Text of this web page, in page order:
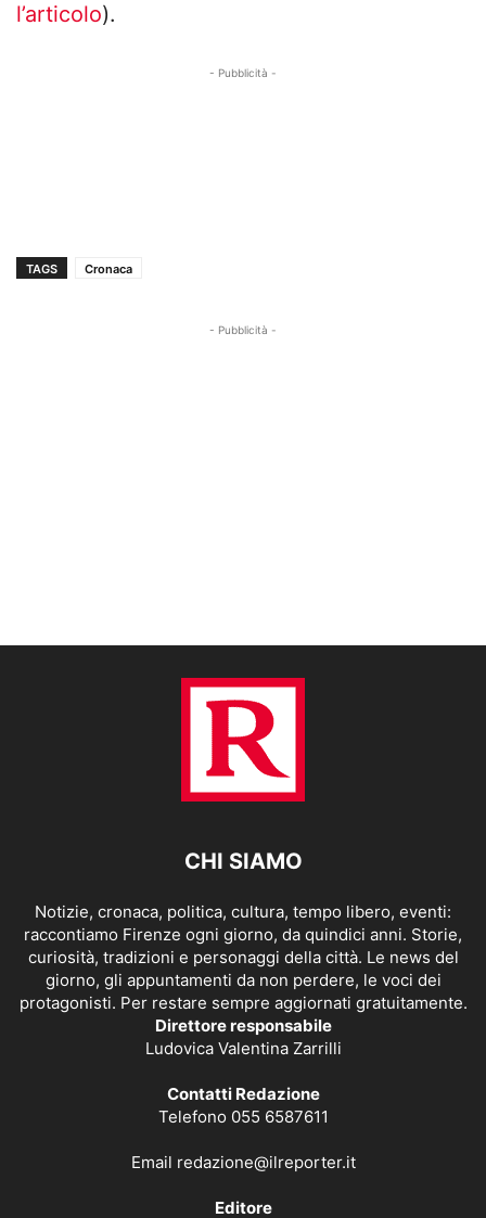
l’articolo).
- Pubblicità -
TAGS Cronaca
- Pubblicità -
CHI SIAMO
Notizie, cronaca, politica, cultura, tempo libero, eventi:
raccontiamo Firenze ogni giorno, da quindici anni. Storie,
curiosità, tradizioni e personaggi della città. Le news del
giorno, gli appuntamenti da non perdere, le voci dei
protagonisti. Per restare sempre aggiornati gratuitamente.
Direttore responsabile
Ludovica Valentina Zarrilli
Contatti Redazione
Telefono 055 6587611
Email redazione@ilreporter.it
Editore